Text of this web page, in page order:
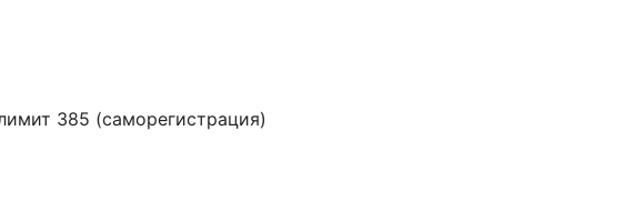
385 (саморегистрация)